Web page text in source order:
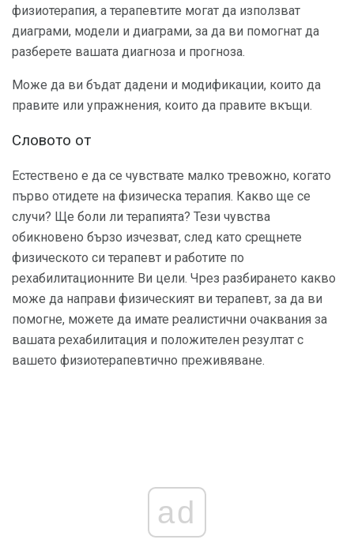
физиотерапия, а терапевтите могат да използват
диаграми, модели и диаграми, за да ви помогнат да
разберете вашата диагноза и прогноза.
Може да ви бъдат дадени и модификации, които да
правите или упражнения, които да правите вкъщи.
Словото от
Естествено е да се чувствате малко тревожно, когато
първо отидете на физическа терапия. Какво ще се
случи? Ще боли ли терапията? Тези чувства
обикновено бързо изчезват, след като срещнете
физическото си терапевт и работите по
рехабилитационните Ви цели. Чрез разбирането какво
може да направи физическият ви терапевт, за да ви
помогне, можете да имате реалистични очаквания за
вашата рехабилитация и положителен резултат с
вашето физиотерапевтично преживяване.
ad